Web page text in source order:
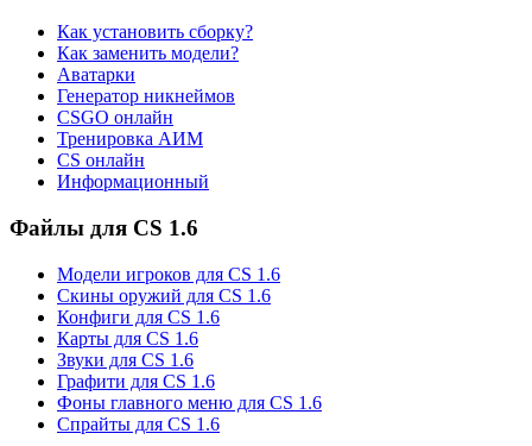
Как установить сборку?
Как заменить модели?
Аватарки
Генератор никнеймов
CSGO онлайн
Тренировка АИМ
CS онлайн
Информационный
Файлы для CS 1.6
Модели игроков для CS 1.6
Скины оружий для CS 1.6
Конфиги для CS 1.6
Карты для CS 1.6
Звуки для CS 1.6
Графити для CS 1.6
Фоны главного меню для CS 1.6
Спрайты для CS 1.6